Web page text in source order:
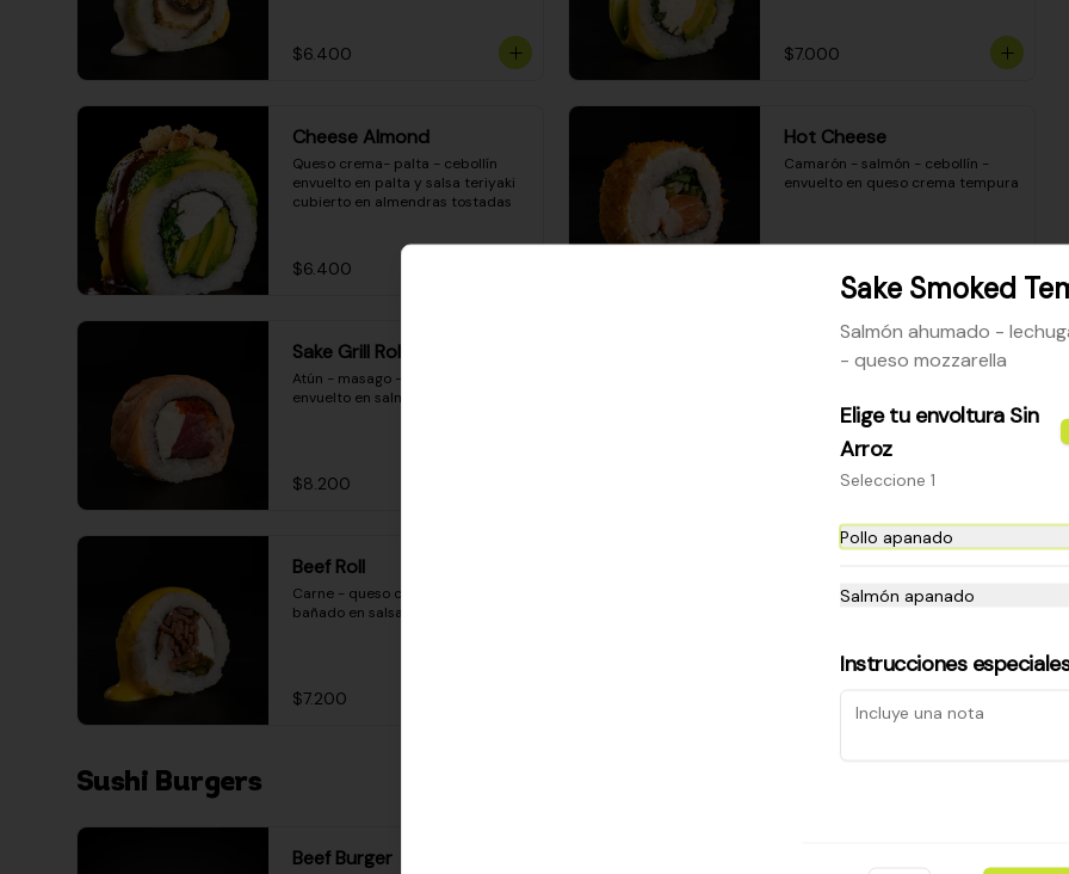
$6.400 $7.000
Cheese Almond
Queso crema- palta - cebollín
envuelto en palta y salsa teriyaki
cubierto en almendras tostadas
$6.400
Hot Cheese
Camarón - salmón - cebollín -
envuelto en queso crema tempura
Sake Grill Roll
Atún - masago - queso crema -
envuelto en salmón gratinado
$8.200
Sake Mozzarella
mozzarella gratinado
$8.400
Beef Roll
Carne - queso crema - pimentón -
bañado en salsa huancaína
$7.200
Camarón apanado - palta -
$8.600
Sushi Burgers
Beef Burger
Sake Smoked
Salmón ahumado -
- queso mozzarella
Elige tu envoltura Sin
Arroz
Seleccione 1
Pollo apanado
Salmón apanado
Instrucciones